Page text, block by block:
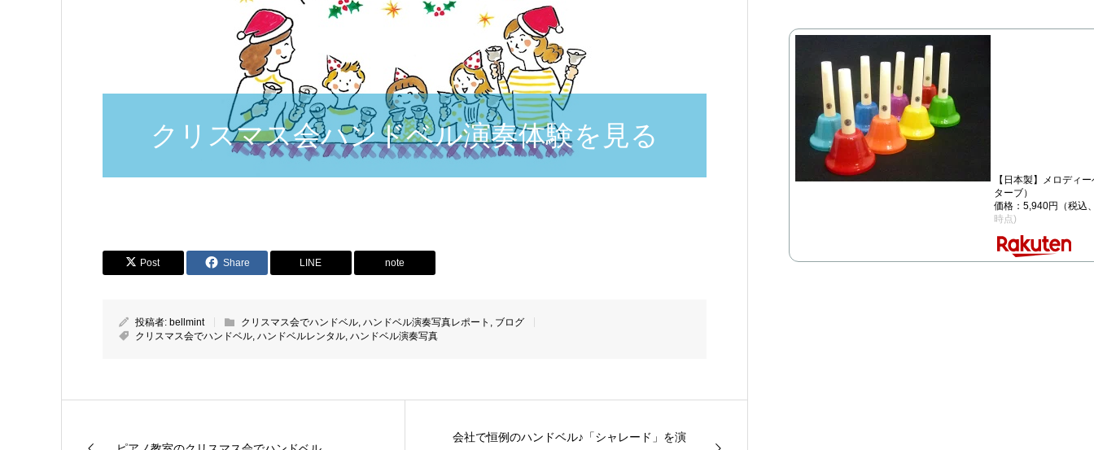
クリスマス会ハンドベル演奏体験を見る
Post Share LINE note
投稿者: bellmint クリスマス会でハンドベル, ハンドベル演奏写真レポート , ブログ
クリスマス会でハンドベル, ハンドベルレンタル, ハンドベル演奏写真
会社で恒例のハンドベル♪「シャレード」を演
【日本製】メロディ
ターブ）
価格：5,940円（税込
時点)